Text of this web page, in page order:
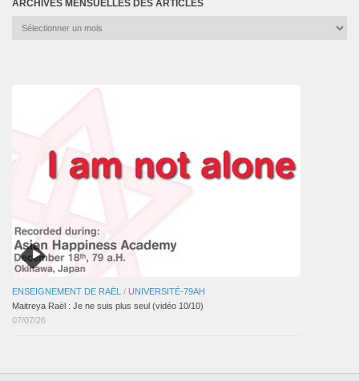
ARCHIVES MENSUELLES DES ARTICLES
Archives
ENSEIGNEMENT DE RAËL / UNIVERSITÉ-79AH
Maitreya Raël : Je ne suis plus seul (vidéo 10/10)
07/07/26